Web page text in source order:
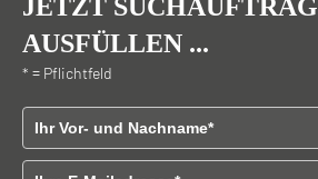
JETZT SUCHAUFTRAG
AUSFÜLLEN ...
* = Pflichtfeld